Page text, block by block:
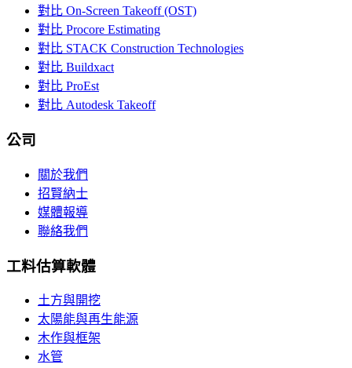
對比 On-Screen Takeoff (OST)
對比 Procore Estimating
對比 STACK Construction Technologies
對比 Buildxact
對比 ProEst
對比 Autodesk Takeoff
公司
關於我們
招賢納士
媒體報導
聯絡我們
工料估算軟體
土方與開挖
太陽能與再生能源
木作與框架
水管